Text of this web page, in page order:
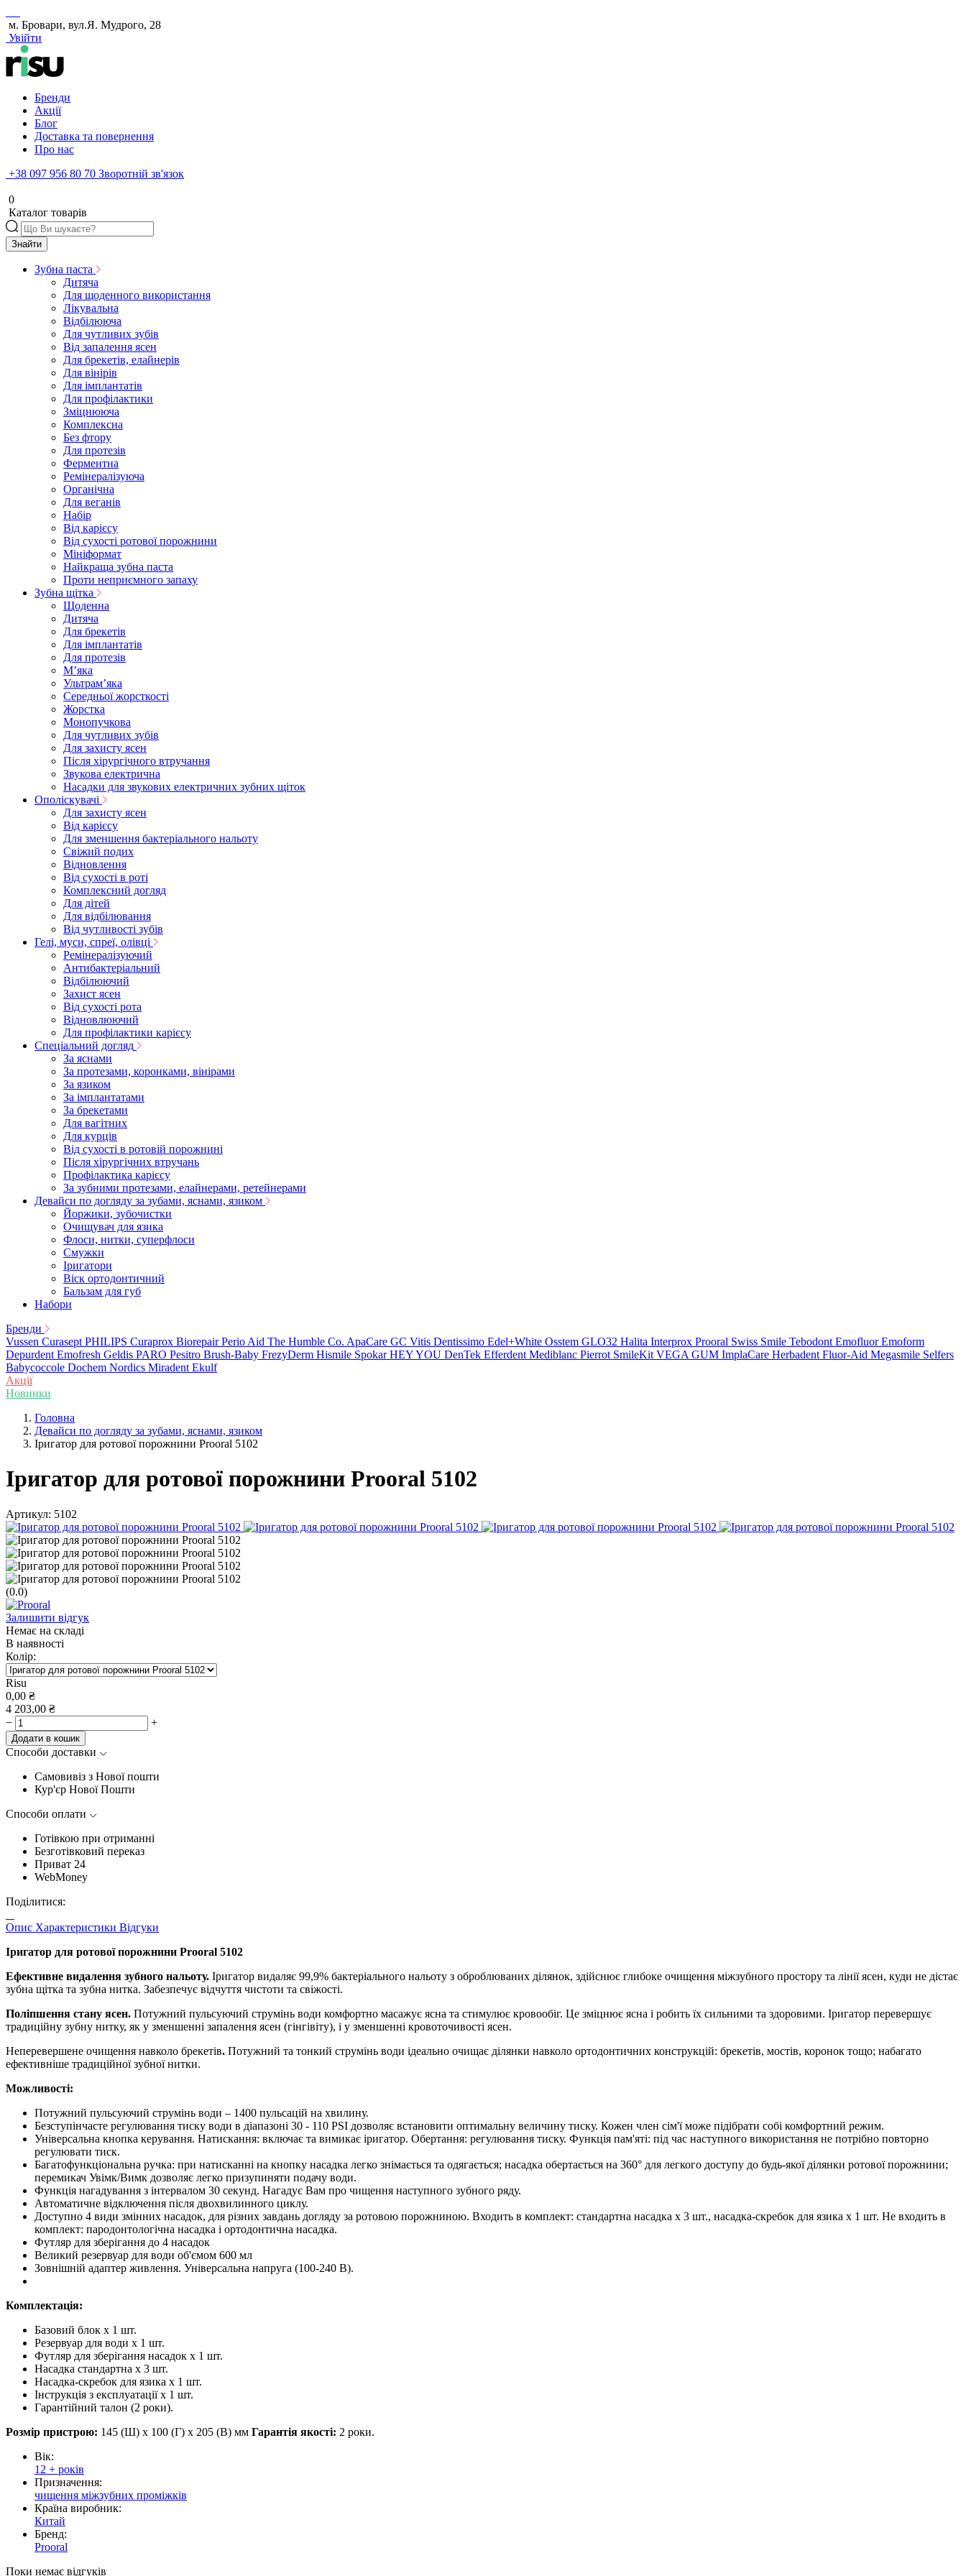
м. Бровари, вул.Я. Мудрого, 28
Увійти
Бренди
Акції
Блог
Доставка та повернення
Про нас
+38 097 956 80 70 Зворотній зв'язок
0
Каталог товарів
Знайти
Зубна паста
Дитяча
Для щоденного використання
Лікувальна
Відбілююча
Для чутливих зубів
Від запалення ясен
Для брекетів, елайнерів
Для вінірів
Для імплантатів
Для профілактики
Зміцнююча
Комплексна
Без фтору
Для протезів
Ферментна
Ремінералізуюча
Органічна
Для веганів
Набір
Від карієсу
Від сухості ротової порожнини
Мініформат
Найкраща зубна паста
Проти неприємного запаху
Зубна щітка
Щоденна
Дитяча
Для брекетів
Для імплантатів
Для протезів
Мʼяка
Ультрамʼяка
Середньої жорсткості
Жорстка
Монопучкова
Для чутливих зубів
Для захисту ясен
Після хірургічного втручання
Звукова електрична
Насадки для звукових електричних зубних щіток
Ополіскувачі
Для захисту ясен
Від карієсу
Для зменшення бактеріального нальоту
Свіжий подих
Відновлення
Від сухості в роті
Комплексний догляд
Для дітей
Для відбілювання
Від чутливості зубів
Гелі, муси, спреї, олівці
Ремінералізуючий
Антибактеріальний
Відбілюючий
Захист ясен
Від сухості рота
Відновлюючий
Для профілактики карієсу
Спеціальний догляд
За яснами
За протезами, коронками, вінірами
За язиком
За імплантатами
За брекетами
Для вагітних
Для курців
Від сухості в ротовій порожнині
Після хірургічних втручань
Профілактика карієсу
За зубними протезами, елайнерами, ретейнерами
Девайси по догляду за зубами, яснами, язиком
Йоржики, зубочистки
Очищувач для язика
Флоси, нитки, суперфлоси
Смужки
Іригатори
Віск ортодонтичний
Бальзам для губ
Набори
Бренди
Vussen Curasept PHILIPS Curaprox Biorepair Perio Aid The Humble Co. ApaCare GC Vitis Dentissimo Edel+White Osstem GLO32 Halita Interprox Prooral Swiss Smile Tebodont Emofluor Emoform
Depurdent Emofresh Geldis PARO Pesitro Brush-Baby FrezyDerm Hismile Spokar HEY YOU DenTek Efferdent Mediblanc Pierrot SmileKit VEGA GUM ImplaCare Herbadent Fluor-Aid Megasmile Selfers
Babycoccole Dochem Nordics Miradent Ekulf
Акції
Новинки
Головна
Девайси по догляду за зубами, яснами, язиком
Іригатор для ротової порожнини Prooral 5102
Іригатор для ротової порожнини Prooral 5102
Артикул: 5102
(0.0)
Залишити відгук
Немає на складі
В наявності
Колір:
Risu
0,00 ₴
4 203,00 ₴
−
+
Додати в кошик
Способи доставки
Самовивіз з Нової пошти
Кур'єр Нової Пошти
Способи оплати
Готівкою при отриманні
Безготівковий переказ
Приват 24
WebMoney
Поділитися:
Опис Характеристики Відгуки
Іригатор для ротової порожнини Prooral 5102
Ефективне видалення зубного нальоту. Іригатор видаляє 99,9% бактеріального нальоту з оброблюваних ділянок, здійснює глибоке очищення міжзубного простору та лінії ясен, куди не дістає
зубна щітка та зубна нитка. Забезпечує відчуття чистоти та свіжості.
Поліпшення стану ясен. Потужний пульсуючий струмінь води комфортно масажує ясна та стимулює кровообіг. Це зміцнює ясна і робить їх сильними та здоровими. Іригатор перевершує
традиційну зубну нитку, як у зменшенні запалення ясен (гінгівіту), і у зменшенні кровоточивості ясен.
Неперевершене очищення навколо брекетів. Потужний та тонкий струмінь води ідеально очищає ділянки навколо ортодонтичних конструкцій: брекетів, мостів, коронок тощо; набагато
ефективніше традиційної зубної нитки.
Можливості:
Потужний пульсуючий струмінь води – 1400 пульсацій на хвилину.
Безступінчасте регулювання тиску води в діапазоні 30 - 110 PSI дозволяє встановити оптимальну величину тиску. Кожен член сім'ї може підібрати собі комфортний режим.
Універсальна кнопка керування. Натискання: включає та вимикає іригатор. Обертання: регулювання тиску. Функція пам'яті: під час наступного використання не потрібно повторно
регулювати тиск.
Багатофункціональна ручка: при натисканні на кнопку насадка легко знімається та одягається; насадка обертається на 360° для легкого доступу до будь-якої ділянки ротової порожнини;
перемикач Увімк/Вимк дозволяє легко призупиняти подачу води.
Функція нагадування з інтервалом 30 секунд. Нагадує Вам про чищення наступного зубного ряду.
Автоматичне відключення після двохвилинного циклу.
Доступно 4 види змінних насадок, для різних завдань догляду за ротовою порожниною. Входить в комплект: стандартна насадка х 3 шт., насадка-скребок для язика х 1 шт. Не входить в
комплект: пародонтологічна насадка і ортодонтична насадка.
Футляр для зберігання до 4 насадок
Великий резервуар для води об'ємом 600 мл
Зовнішній адаптер живлення. Універсальна напруга (100-240 В).
Комплектація:
Базовий блок х 1 шт.
Резервуар для води х 1 шт.
Футляр для зберігання насадок x 1 шт.
Насадка стандартна x 3 шт.
Насадка-скребок для язика х 1 шт.
Інструкція з експлуатації х 1 шт.
Гарантійний талон (2 роки).
Розмір пристрою: 145 (Ш) x 100 (Г) x 205 (В) мм Гарантія якості: 2 роки.
Вік:
12 + років
Призначення:
чищення міжзубних проміжків
Країна виробник:
Китай
Бренд:
Prooral
Поки немає відгуків